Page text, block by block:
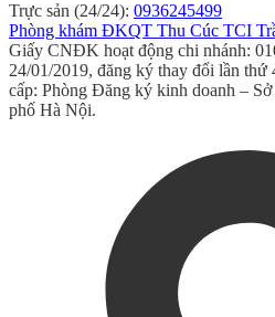
Trực sản (24/24): 0936245499
Phòng khám ĐKQT Thu Cúc TCI
Giấy CNĐK hoạt động chi nhánh:
24/01/2019, đăng ký thay đổi lần thứ
cấp: Phòng Đăng ký kinh doanh –
phố Hà Nội.